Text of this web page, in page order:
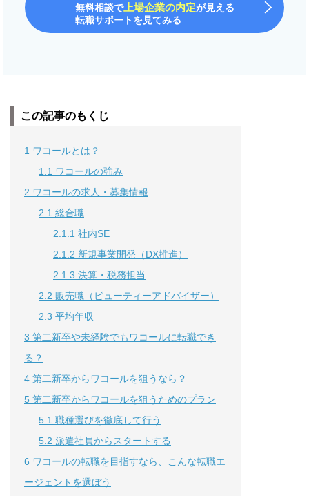
無料相談で上場企業の内定が見える
転職サポートを見てみる
この記事のもくじ
1 ワコールとは？
1.1 ワコールの強み
2 ワコールの求人・募集情報
2.1 総合職
2.1.1 社内SE
2.1.2 新規事業開発（DX推進）
2.1.3 決算・税務担当
2.2 販売職（ビューティーアドバイザー）
2.3 平均年収
3 第二新卒や未経験でもワコールに転職でき
る？
4 第二新卒からワコールを狙うなら？
5 第二新卒からワコールを狙うためのプラン
5.1 職種選びを徹底して行う
5.2 派遣社員からスタートする
6 ワコールの転職を目指すなら、こんな転職エ
ージェントを選ぼう